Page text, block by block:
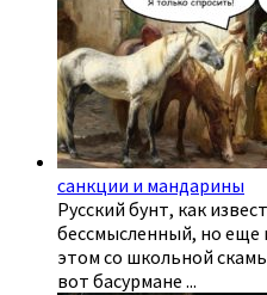
санкции и мандарины
Русский бунт, как
бессмысленный, но
этом со школьной
вот басурмане ...